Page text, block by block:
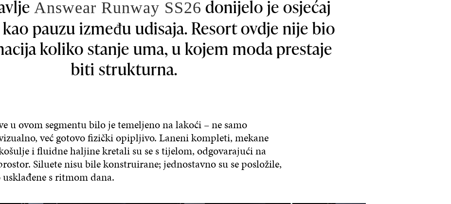
Answear Runway SS26 donijelo je osjećaj
pauzu između udisaja. Resort ovdje nije bio
koliko stanje uma, u kojem moda prestaje
biti strukturna.
u ovom segmentu bilo je temeljeno na lakoći – ne samo
već gotovo fizički opipljivo. Laneni kompleti, mekane
i fluidne haljine kretali su se s tijelom, odgovarajući na
Siluete nisu bile konstruirane; jednostavno su se posložile,
s ritmom dana.